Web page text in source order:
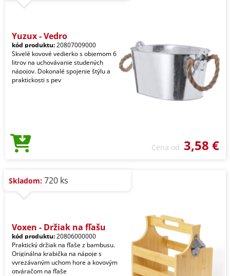
Yuzux - Vedro
kód produktu:20807009000
Skvelé kovové vedierko s objemom 6
litrov na uchovávanie studených
nápojov. Dokonalé spojenie štýlu a
praktickosti s pev
Cena od 3,58 €
Skladom: 720 ks
Voxen - Držiak na fľašu
kód produktu:20806000000
Praktický držiak na fľaše z bambusu.
Originálna krabička na nápoje s
vyrezávaným uchom hore a kovovým
otváračom na fľaše